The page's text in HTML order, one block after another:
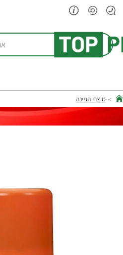
מחפש
home
מוצרי הגיינה